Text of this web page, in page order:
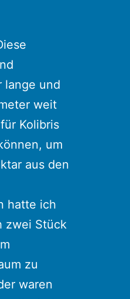
lange und
weit
Kolibris
um
aus den
hatte ich
zwei Stück
zu
waren